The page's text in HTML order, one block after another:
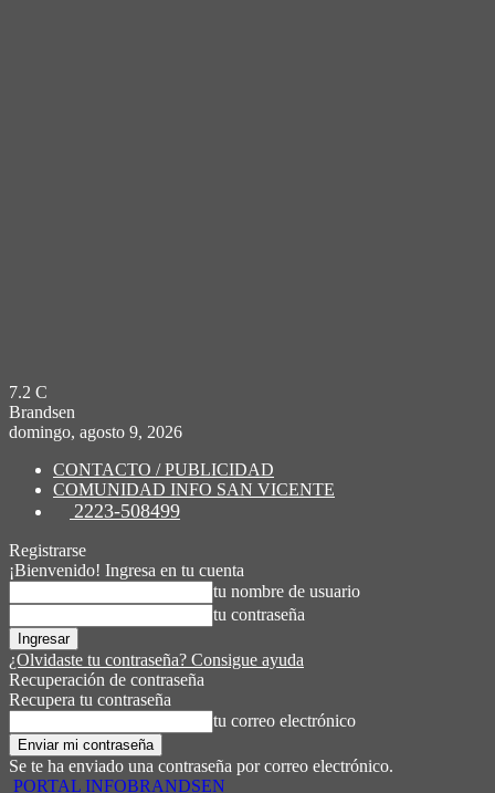
7.2 C
Brandsen
domingo, agosto 9, 2026
CONTACTO / PUBLICIDAD
COMUNIDAD INFO SAN VICENTE
2223-508499
Registrarse
¡Bienvenido! Ingresa en tu cuenta
tu nombre de usuario
tu contraseña
¿Olvidaste tu contraseña? Consigue ayuda
Recuperación de contraseña
Recupera tu contraseña
tu correo electrónico
Se te ha enviado una contraseña por correo electrónico.
PORTAL INFOBRANDSEN